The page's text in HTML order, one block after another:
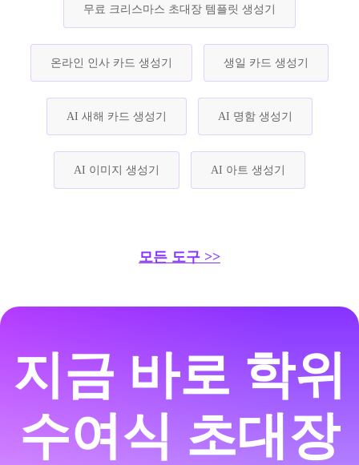
무료 크리스마스 초대장 템플릿 생성기
온라인 인사 카드 생성기 생일 카드 생성기
AI 새해 카드 생성기 AI 명함 생성기
AI 이미지 생성기 AI 아트 생성기
모든 도구 >>
지금 바로 학위
수여식 초대장